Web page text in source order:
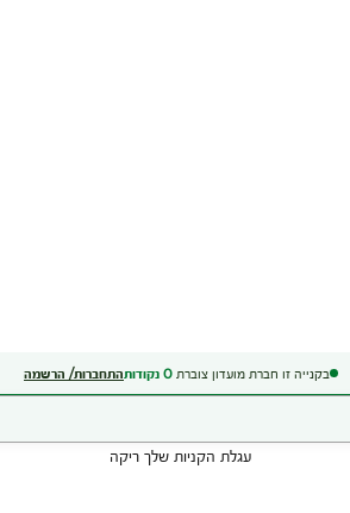
בקנייה זו חברת מועדון צוברת 0 נקודותהתחברות/ הרשמה
עגלת הקניות שלך ריקה